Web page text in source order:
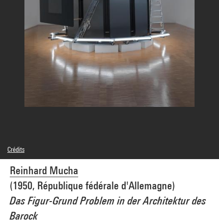
Reinhard Mucha
(1950, République fédérale d'Allemagne)
Das Figur-Grund Problem in der Architektur des
Barock
Crédits
© Reinhard Mucha
Crédit photographique : Centre Pompidou, MNAM-CCI/Philippe Migeat/Dist.
GrandPalaisRmn
Réf. image : 4N87651
Diffusion image : GrandPalaisRmnPhoto